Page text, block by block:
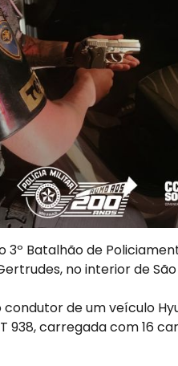
3º Batalhão de
no interior de São
de um veículo
938, carregada com 16